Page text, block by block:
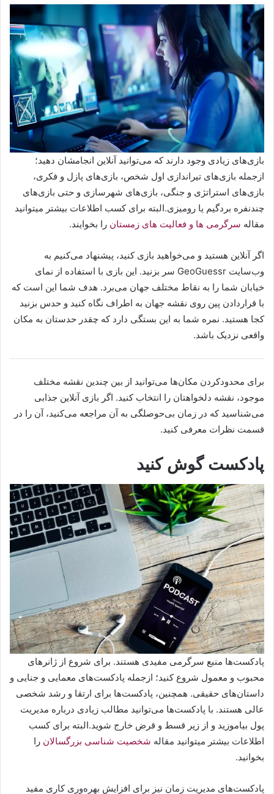
بازی‌های زیادی وجود دارند که می‌توانید آنلاین انجامشان دهید؛
ازجمله بازی‌های تیراندازی اول شخص، بازی‌های پازل و فکری،
بازی‌های استراتژی و جنگی، بازی‌های شهرسازی و حتی بازی‌های
چند‌نفره بردگیم یا رومیزی.البته برای کسب اطلاعات بیشتر میتوانید
مقاله سرگرمی ها و فعالیت های زمستان را بخوایند.
اگر آنلاین هستید و می‌خواهید بازی کنید، پیشنهاد می‌کنیم به
وب‌سایت GeoGuessr سر بزنید. این بازی با استفاده از نمای
خیابان شما را به نقاط مختلف جهان می‌برد. هدف شما این است که
با قرار‌دادن پین روی نقشه جهان به اطراف نگاه کنید و حدس بزنید
کجا هستید. نمره شما به این بستگی دارد که چقدر حدستان به مکان
واقعی نزدیک باشد.
برای محدود‌کردن مکان‌ها می‌توانید از بین چندین نقشه مختلف
موجود، نقشه دلخواهتان را انتخاب کنید. اگر بازی‌ آنلاین جذابی
می‌شناسید که در زمان‌ بی‌حوصلگی به آن‌ مراجعه می‌کنید، آن را در
قسمت نظرات معرفی کنید.
پادکست گوش کنید
پادکست‌ها منبع سرگرمی مفیدی هستند. برای شروع از ژانرهای
محبوب‌ و معمول‌ شروع کنید؛ ازجمله پادکست‌های معمایی و جنایی و
داستان‌های حقیقی. همچنین، پادکست‌ها برای ارتقا و رشد شخصی
عالی هستند. با پادکست‌ها می‌توانید مطالب زیادی درباره مدیریت
پول بیاموزید و از زیر قسط و قرض‌ خارج شوید.البته برای کسب
اطلاعات بیشتر میتوانید مقاله شخصیت شناسی بزرگسالان را
بخوانید.
پادکست‌های مدیریت زمان نیز برای افزایش بهره‌وری کاری مفید